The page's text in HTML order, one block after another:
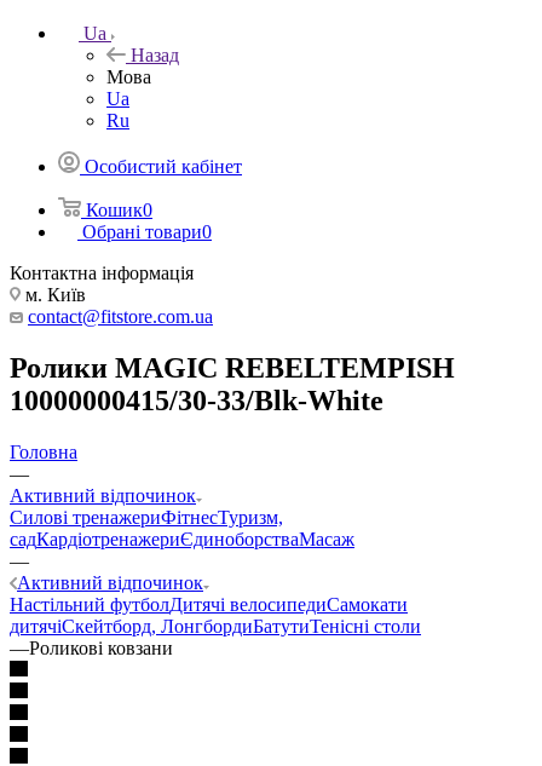
Ua
Назад
Мова
Ua
Ru
Особистий кабінет
Кошик0
Обрані товари0
Контактна інформація
м. Київ
contact@fitstore.com.ua
Ролики MAGIC REBELTEMPISH
10000000415/30-33/Blk-White
Головна
—
Активний відпочинок
Силові тренажериФітнесТуризм,
садКардіотренажериЄдиноборстваМасаж
—
Активний відпочинок
Настільний футболДитячі велосипедиСамокати
дитячіСкейтборд, ЛонгбордиБатутиТенісні столи
—Роликові ковзани